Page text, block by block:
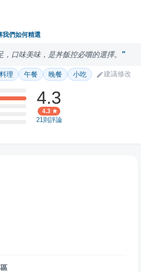
我們如何精選
口味美味，是丼飯控必嚐的選擇。
理 午餐 晚餐 小吃 建議修改
4.3
4.3
21 則評論